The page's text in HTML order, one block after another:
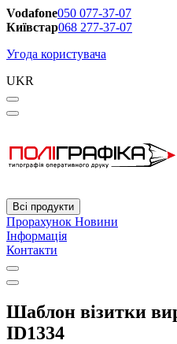
Vodafone050 077-37-07
Київстар068 277-37-07
Угода користувача
UKR
Всі продукти
Прорахунок Новини
Інформація
Контакти
Шаблон візитки
ID1334